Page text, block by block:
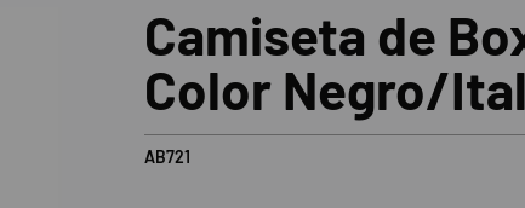
Camiseta de
Color Negro/
AB721